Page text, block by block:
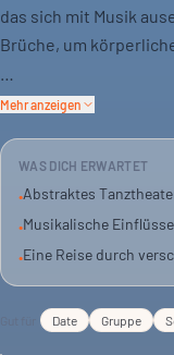
das sich mit Musik
Brüche, um
Die Inspiration kommt
Tanz zum Mittelpunkt.
Verlassenheit,
kann dabei verloren
Mehr anzeigen
WAS DICH ERWARTET
•Abstraktes
•Musikalische
•Eine Reise durch
Date Gruppe